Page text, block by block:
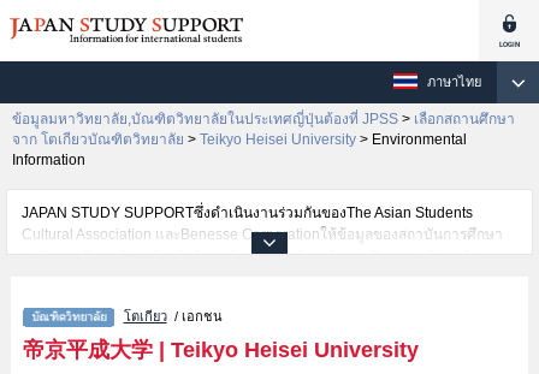
ภาษาไทย
ข้อมูลมหาวิทยาลัย,บัณฑิตวิทยาลัยในประเทศญี่ปุ่นต้องที่ JPSS > เลือกสถานศึกษา
จาก โตเกียวบัณฑิตวิทยาลัย > Teikyo Heisei University > Environmental
Information
JAPAN STUDY SUPPORTซึ่งดำเนินงานร่วมกันของThe Asian Students
Cultural Association และBenesse Corporationให้ข้อมูลของสถาบันการศึกษา
ระดับมหาวิทยาลัย・บัณฑิตวิทยาลัย・วิทยาลัยระดับอนุปริญญา・วิทยาลัย
ต่างชาติเช่นEnvironmental InformationหรือHealth ScienceหรือClinical
PsychologyหรือPharmaceutical ScienceｓหรือGraduate School of Nursing
Science เป็นต้น,ข้อมูลของแต่ละสาขาวิจัย,ข้อมูลการสอบคัดเลือกเข้าศึกษาเช่น
โตเกียว/ เอกชน
帝京平成大学| Teikyo Heisei University